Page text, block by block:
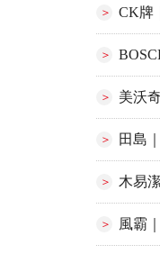
CK牌
美沃
田島
木易
風霸